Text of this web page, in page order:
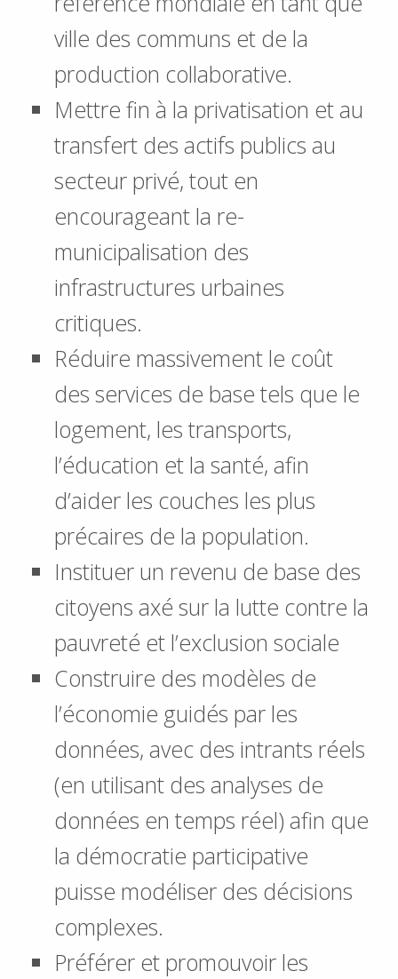
ville des communs et de la
production collaborative.
Mettre fin à la privatisation et au
transfert des actifs publics au
secteur privé, tout en
encourageant la re-
municipalisation des
infrastructures urbaines
critiques.
Réduire massivement le coût
des services de base tels que le
logement, les transports,
l’éducation et la santé, afin
d’aider les couches les plus
précaires de la population.
Instituer un revenu de base des
citoyens axé sur la lutte contre la
pauvreté et l’exclusion sociale
Construire des modèles de
l’économie guidés par les
données, avec des intrants réels
(en utilisant des analyses de
données en temps réel) afin que
la démocratie participative
puisse modéliser des décisions
complexes.
Préférer et promouvoir les